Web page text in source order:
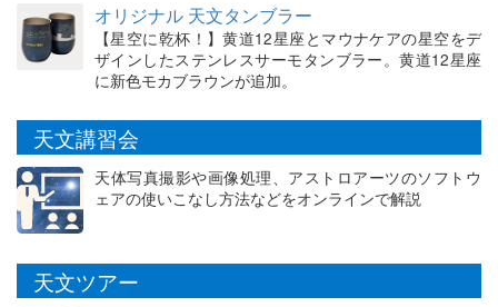
オリジナル 天文タンブラー
【星空に乾杯！】黄道12星座とマウナケアの星空をデ
ザインしたステンレスサーモタンブラー。黄道12星座
に新色モカブラウンが追加。
天文講習会
天体写真撮影や画像処理、アストロアーツのソフトウ
ェアの使いこなし方法などをオンラインで解説
天文ツアー